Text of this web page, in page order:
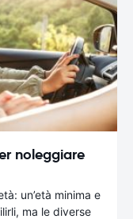
noleggiare
un’età minima e
ma le diverse